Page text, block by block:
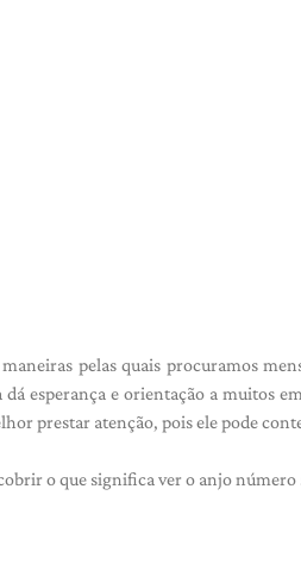
pelas quais procuramos
esperança e orientação a muitos
prestar atenção, pois ele pode
o que significa ver o anjo número